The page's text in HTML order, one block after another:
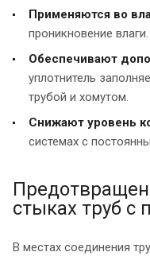
Применяются во
проникновение влаги.
Обеспечивают
уплотнитель
трубой и хомутом.
Снижают уровень
системах с
стыках труб
В местах соединения